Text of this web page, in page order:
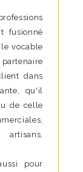
fusionné
vocable
dans
qu'il
de celle
pour